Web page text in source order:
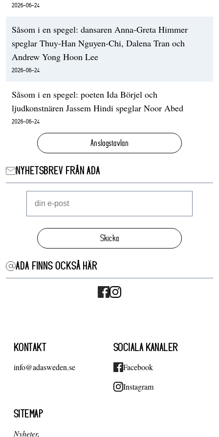
2026-06-24
Såsom i en spegel: dansaren Anna-Greta Himmer
speglar Thuy-Han Nguyen-Chi, Dalena Tran och
Andrew Yong Hoon Lee
2026-06-24
Såsom i en spegel: poeten Ida Börjel och
ljudkonstnären Jassem Hindi speglar Noor Abed
2026-06-24
Anslagstavlan
NYHETSBREV FRÅN ADA
Skicka
ADA FINNS OCKSÅ HÄR
KONTAKT
info@adasweden.se
SOCIALA KANALER
Facebook
Instagram
SITEMAP
Nyheter